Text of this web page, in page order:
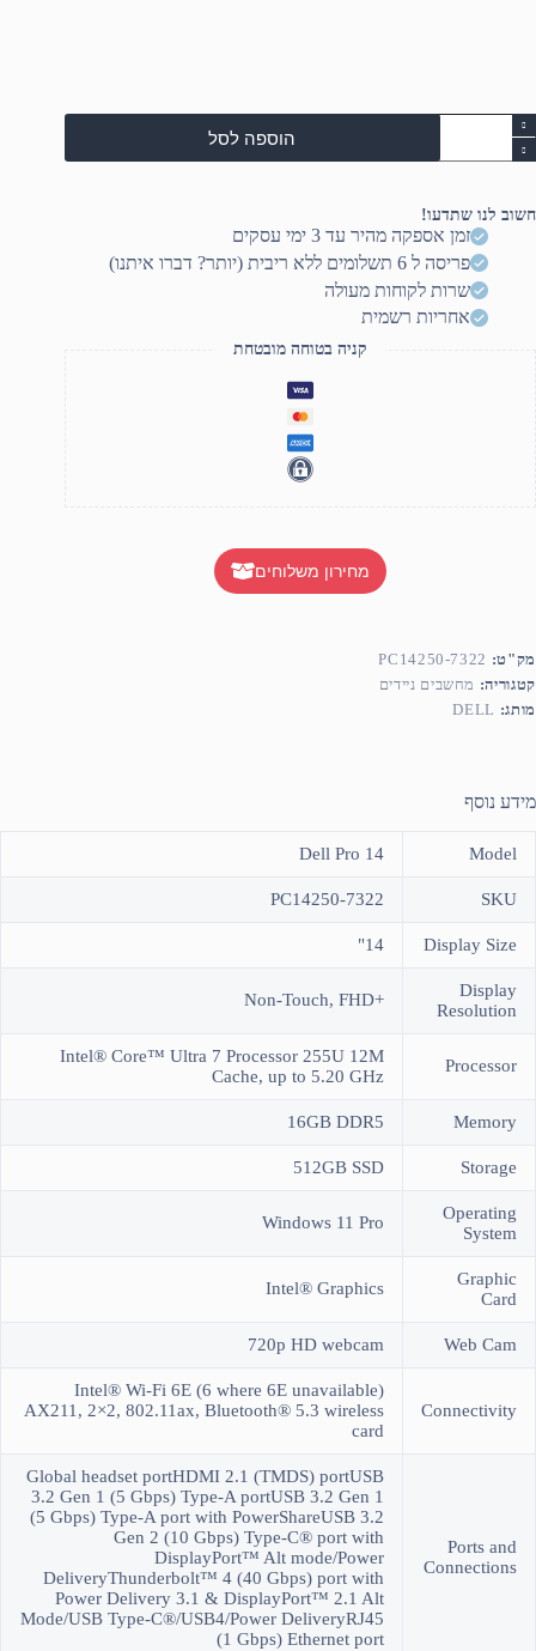
כמות
של
Dell
PC14250
/ULTRA
255U/16GB/512SSD/INTEL
HD/FP/LKB/3C/WIN11PRO/3YOS
הוספה לסל
חשוב לנו שתדעו!
זמן אספקה מהיר עד 3 ימי עסקים
פריסה ל 6 תשלומים ללא ריבית (יותר? דברו איתנו)
שרות לקוחות מעולה
אחריות רשמית
קניה בטוחה מובטחת
מחירון משלוחים
מק"ט: PC14250-7322
קטגוריה: מחשבים ניידים
מותג: DELL
מידע נוסף
Model
Dell Pro 14
SKU
PC14250-7322
Display Size
14"
Display
Resolution
+Non-Touch, FHD
Processor
Intel® Core™ Ultra 7 Processor 255U 12M
Cache, up to 5.20 GHz
Memory
16GB DDR5
Storage
512GB SSD
Operating
System
Windows 11 Pro
Graphic
Card
Intel® Graphics
Web Cam
720p HD webcam
Connectivity
Intel® Wi-Fi 6E (6 where 6E unavailable)
AX211, 2×2, 802.11ax, Bluetooth® 5.3 wireless
card
Ports and
Connections
Global headset portHDMI 2.1 (TMDS) portUSB
3.2 Gen 1 (5 Gbps) Type-A portUSB 3.2 Gen 1
(5 Gbps) Type-A port with PowerShareUSB 3.2
Gen 2 (10 Gbps) Type-C® port with
DisplayPort™ Alt mode/Power
DeliveryThunderbolt™ 4 (40 Gbps) port with
Power Delivery 3.1 & DisplayPort™ 2.1 Alt
Mode/USB Type-C®/USB4/Power DeliveryRJ45
(1 Gbps) Ethernet port